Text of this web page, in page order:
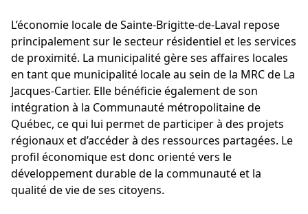
L’économie locale de Sainte-Brigitte-de-Laval repose
principalement sur le secteur résidentiel et les services
de proximité. La municipalité gère ses affaires locales
en tant que municipalité locale au sein de la MRC de La
Jacques-Cartier. Elle bénéficie également de son
intégration à la Communauté métropolitaine de
Québec, ce qui lui permet de participer à des projets
régionaux et d’accéder à des ressources partagées. Le
profil économique est donc orienté vers le
développement durable de la communauté et la
qualité de vie de ses citoyens.